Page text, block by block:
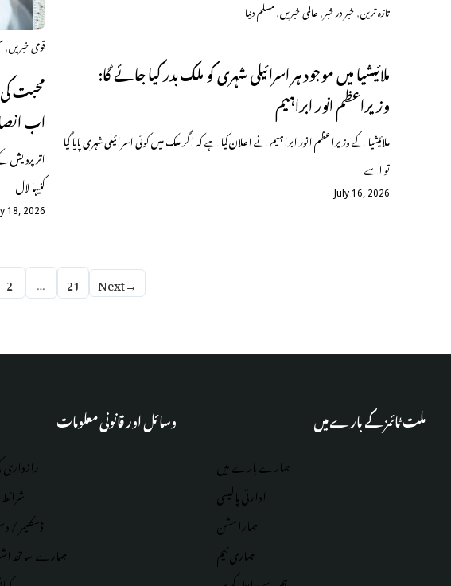
قومی خبریں,
محبت
اب
اتر پردیش
کنیہا لال
18, 2026
تازہ ترین,خبر در خبر,عالمی خبریں,مسلم دنیا
ملائیشیا میں موجود ہر اسرائیلی شہری کو ملک بدر کیا جائے گا:
وزیراعظم انور ابراہیم
ملائیشیا کے وزیراعظم انور ابراہیم نے اعلان کیا ہے کہ اگر ملک میں کوئی اسرائیلی شہری پایا گیا
تو اسے
July 16, 2026
2 … 21 Next→
وسائل اور قانونی معلومات
رازداری
ڈسکلیمر /
ہمارے ساتھ
ملت ٹائمز کے بارے میں
ہمارے بارے میں
ادارتی پالیسی
ہمارا مشن
ہماریٹیم